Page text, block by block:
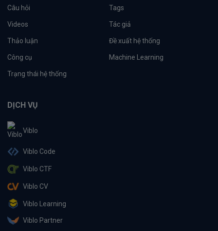
Câu hỏi Tags
Videos Tác giả
Thảo luận Đề xuất hệ thống
Công cụ Machine Learning
Trạng thái hệ thống
DỊCH VỤ
Viblo
Viblo Code
Viblo CTF
Viblo CV
Viblo Learning
Viblo Partner